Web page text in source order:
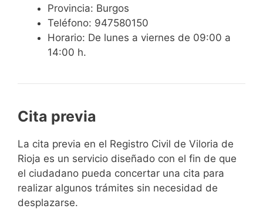
Provincia: Burgos
Teléfono: 947580150
Horario: De lunes a viernes de 09:00 a
14:00 h.
Cita previa
​​​​​​​​​​​​​​​​​​​​​​​​​​​​La cita previa en el Registro Civil de Viloria de
Rioja es un servicio diseñado con el fin de que
el ciudadano pueda concertar una cita para
realizar algunos trámites sin necesidad de
desplazarse.​